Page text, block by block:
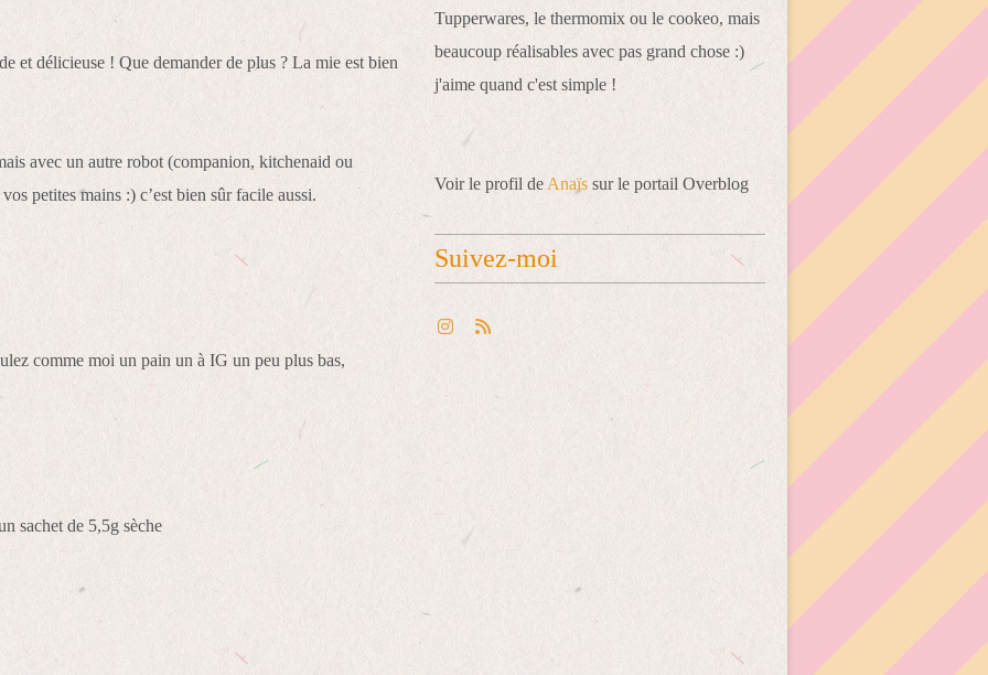
et délicieuse ! Que demander de plus ? La mie est bien
avec un autre robot (companion, kitchenaid ou
petites mains :) c’est bien sûr facile aussi.
comme moi un pain un à IG un peu plus bas,
sachet de 5,5g sèche
Tupperwares, le thermomix ou le cookeo, mais
beaucoup réalisables avec pas grand chose :)
j'aime quand c'est simple !
Voir le profil de Anaïs sur le portail Overblog
Suivez-moi